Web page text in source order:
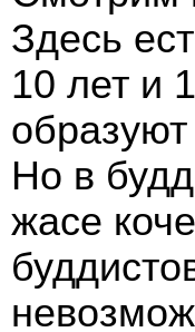
Здесь
10 лет и
Но в
жасе